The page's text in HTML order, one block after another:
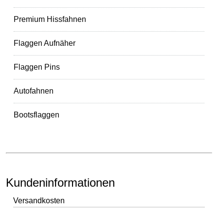
Premium Hissfahnen
Flaggen Aufnäher
Flaggen Pins
Autofahnen
Bootsflaggen
Kundeninformationen
Versandkosten